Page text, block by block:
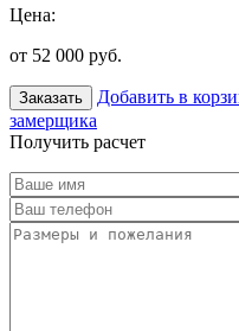
Цена:
от 52 000 руб.
Заказать Добавить в
замерщика
Получить расчет